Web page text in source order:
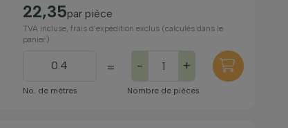
22,35par pièce
TVA incluse, frais d’expédition exclus (calculés dans le
panier)
No. de mètres
= - +
Nombre de pièces